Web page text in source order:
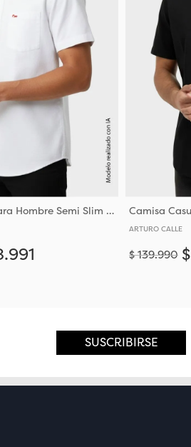
Camisa Casual para Hombre Semi Slim Fit Corte Ajustado Al Torso
.991
ARTURO CALLE
$ 139.990 $
SUSCRIBIRSE